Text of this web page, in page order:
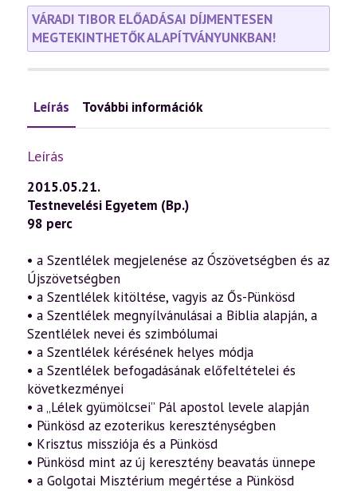
VÁRADI TIBOR ELŐADÁSAI DÍJMENTESEN
MEGTEKINTHETŐK ALAPÍTVÁNYUNKBAN!
Leírás További információk
Leírás
2015.05.21.
Testnevelési Egyetem (Bp.)
98 perc
• a Szentlélek megjelenése az Ószövetségben és az
Újszövetségben
• a Szentlélek kitöltése, vagyis az Ős-Pünkösd
• a Szentlélek megnyílvánulásai a Biblia alapján, a
Szentlélek nevei és szimbólumai
• a Szentlélek kérésének helyes módja
• a Szentlélek befogadásának előfeltételei és
következményei
• a „Lélek gyümölcsei” Pál apostol levele alapján
• Pünkösd az ezoterikus kereszténységben
• Krisztus missziója és a Pünkösd
• Pünkösd mint az új keresztény beavatás ünnepe
• a Golgotai Misztérium megértése a Pünkösd